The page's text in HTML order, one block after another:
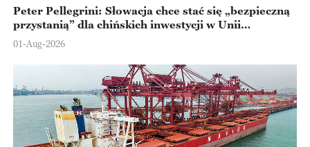
Peter Pellegrini: Słowacja chce stać się „bezpieczną
przystanią” dla chińskich inwestycji w Unii
Europejskiej
01-Aug-2026